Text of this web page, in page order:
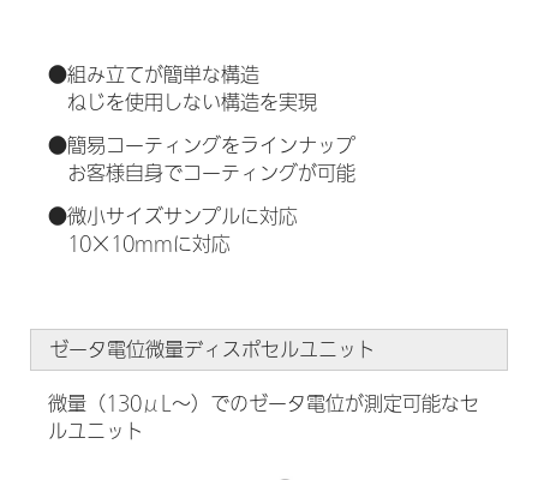
●組み立てが簡単な構造
ねじを使用しない構造を実現
●簡易コーティングをラインナップ
お客様自身でコーティングが可能
●微小サイズサンプルに対応
10×10mmに対応
ゼータ電位微量ディスポセルユニット
微量（130μL～）でのゼータ電位が測定可能なセ
ルユニット